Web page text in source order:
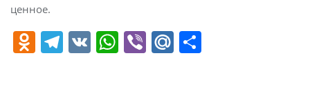
ценное.
O T V W Vi M